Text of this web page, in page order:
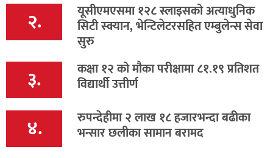
२. यूसीएमएसमा १२८ स्लाइसको अत्याधुनिक
सिटी स्क्यान, भेन्टिलेटरसहित एम्बुलेन्स सेवा
सुरु
३. कक्षा १२ को मौका परीक्षामा ८१.१९ प्रतिशत
विद्यार्थी उत्तीर्ण
४. रुपन्देहीमा २ लाख १८ हजारभन्दा बढीका
भन्सार छलीका सामान बरामद